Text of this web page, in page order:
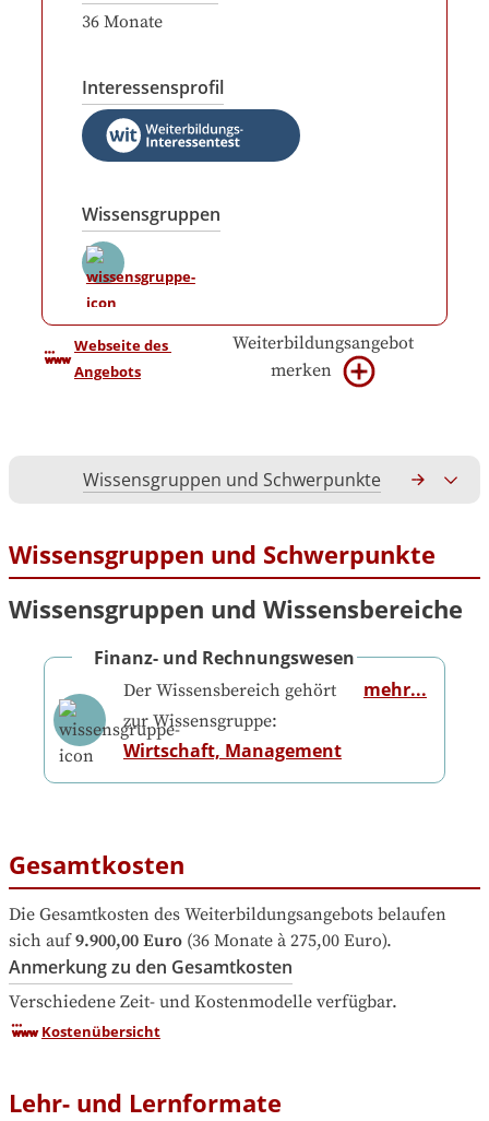
36 Monate
Interessensprofil
Wissensgruppen
Webseite des
Angebots
Weiterbildungsangebot
merken
Wissensgruppen und Schwerpunkte
Wissensgruppen und Schwerpunkte
Wissensgruppen und Wissensbereiche
Finanz- und Rechnungswesen
Der Wissensbereich gehört
zur Wissensgruppe:
Wirtschaft, Management
mehr...
Gesamtkosten
Die Gesamtkosten des Weiterbildungsangebots belaufen
sich auf 9.900,00 Euro (36 Monate à 275,00 Euro).
Anmerkung zu den Gesamtkosten
Verschiedene Zeit- und Kostenmodelle verfügbar.
Kostenübersicht
Lehr- und Lernformate